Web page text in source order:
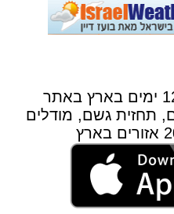
תחזית מזג אוויר ל-12 ימים בארץ באתר
תחזית גשם, מודלים